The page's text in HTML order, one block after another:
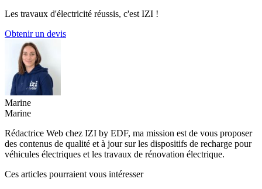
Les travaux d'électricité réussis, c'est IZI !
Obtenir un devis
Marine
Marine
Rédactrice Web chez IZI by EDF, ma mission est de vous proposer
des contenus de qualité et à jour sur les dispositifs de recharge pour
véhicules électriques et les travaux de rénovation électrique.
Ces articles pourraient vous intéresser